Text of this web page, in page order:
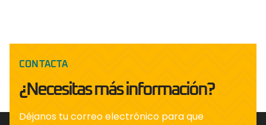
CONTACTA
¿Necesitas más información?
Déjanos tu correo electrónico para que